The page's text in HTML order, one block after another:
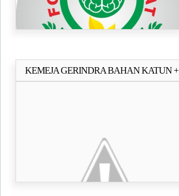
KEMEJA GERINDRA BAHAN KATUN +
BORDIR DAN TOPI BAHAN LAKEN
Selengkapnya..